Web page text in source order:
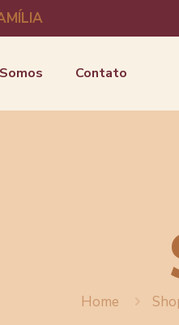
Contato
Home